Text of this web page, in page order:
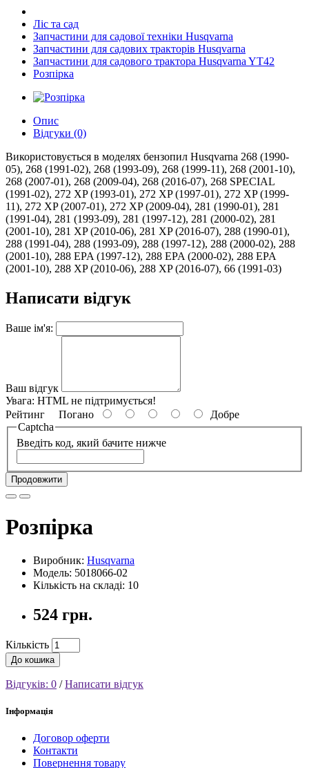
Ліс та сад
Запчастини для садової техніки Husqvarna
Запчастини для садових тракторів Husqvarna
Запчастини для садового трактора Husqvarna YT42
Розпірка
Опис
Відгуки (0)
Використовується в моделях бензопил Husqvarna 268 (1990-
05), 268 (1991-02), 268 (1993-09), 268 (1999-11), 268 (2001-10),
268 (2007-01), 268 (2009-04), 268 (2016-07), 268 SPECIAL
(1991-02), 272 XP (1993-01), 272 XP (1997-01), 272 XP (1999-
11), 272 XP (2007-01), 272 XP (2009-04), 281 (1990-01), 281
(1991-04), 281 (1993-09), 281 (1997-12), 281 (2000-02), 281
(2001-10), 281 XP (2010-06), 281 XP (2016-07), 288 (1990-01),
288 (1991-04), 288 (1993-09), 288 (1997-12), 288 (2000-02), 288
(2001-10), 288 EPA (1997-12), 288 EPA (2000-02), 288 EPA
(2001-10), 288 XP (2010-06), 288 XP (2016-07), 66 (1991-03)
Написати відгук
Ваше ім'я:
Ваш відгук
Увага: HTML не підтримується!
Рейтинг Погано
Добре
Captcha
Введіть код, який бачите нижче
Продовжити
Розпірка
Виробник: Husqvarna
Модель: 5018066-02
Кількість на складі: 10
524 грн.
Кількість
До кошика
Відгуків: 0 /Написати відгук
Інформація
Договор оферти
Контакти
Повернення товару